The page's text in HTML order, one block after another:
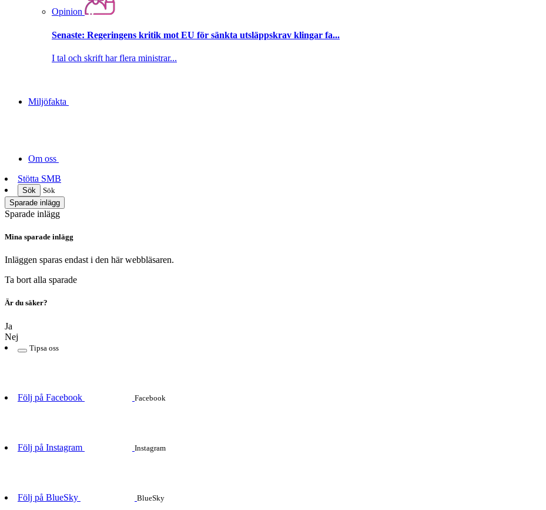
Opinion
Senaste: Regeringens kritik mot EU för sänkta utsläppskrav klingar fa...
I tal och skrift har flera ministrar...
Miljöfakta
Om oss
Stötta SMB
Sök
Sök
Sparade inlägg
Sparade inlägg
Mina sparade inlägg
Inläggen sparas endast i den här webbläsaren.
Ta bort alla sparade
Är du säker?
Ja
Nej
Tipsa oss
Följ på Facebook Facebook
Följ på Instagram Instagram
Följ på BlueSky BlueSky